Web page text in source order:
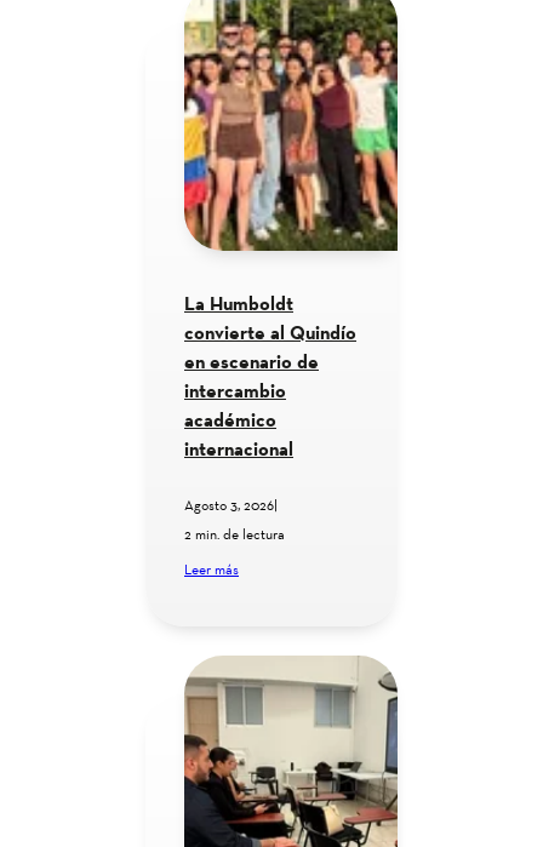
La Humboldt
convierte al Quindío
en escenario de
intercambio
académico
internacional
Agosto 3, 2026
2 min. de lectura
Leer más